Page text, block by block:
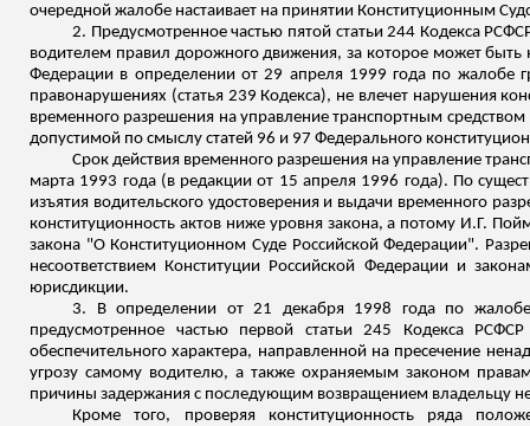
очередной жалобе настаивает на принятии Конституционным
2. Предусмотренное частью пятой статьи 244 Кодекса
водителем правил дорожного движения, за которое может быть
Федерации в определении от 29 апреля 1999 года по жалобе
правонарушениях (статья 239 Кодекса), не влечет нарушения
временного разрешения на управление транспортным
допустимой по смыслу статей 96 и 97 Федерального
Срок действия временного разрешения на управление
марта 1993 года (в редакции от 15 апреля 1996 года). По
изъятия водительского удостоверения и выдачи временного
конституционность актов ниже уровня закона, а потому И.Г.
закона "О Конституционном Суде Российской Федерации".
несоответствием Конституции Российской Федерации и
юрисдикции.
3. В определении от 21 декабря 1998 года по
предусмотренное частью первой статьи 245 Кодекса
обеспечительного характера, направленной на пресечение
угрозу самому водителю, а также охраняемым законом
причины задержания с последующим возвращением владельцу не
Кроме того, проверяя конституционность ряда